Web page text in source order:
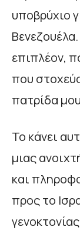
υποβρύχιο
επιπλέον,
που
πατρίδα
Το κάνει
μιας
και
προς το